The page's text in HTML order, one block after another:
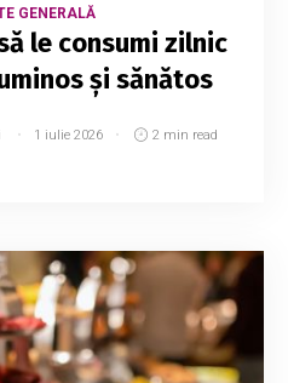
GENERALĂ
le consumi zilnic
și sănătos
1 iulie 2026 2 min read